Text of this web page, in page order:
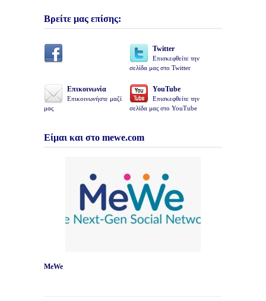
Βρείτε μας επίσης:
Twitter
Επισκεφθείτε την
σελίδα μας στο Twitter
Επικοινωνία
Επικοινωνήστε μαζί
μας
YouTube
Επισκεφθείτε την
σελίδα μας στο YouTube
Είμαι και στο mewe.com
MeWe